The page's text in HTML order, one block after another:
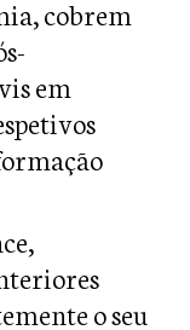
cobrem
em
o seu